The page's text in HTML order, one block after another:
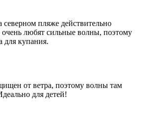
северном пляже действительно
любят сильные волны, поэтому
для купания.
от ветра, поэтому волны там
для детей!